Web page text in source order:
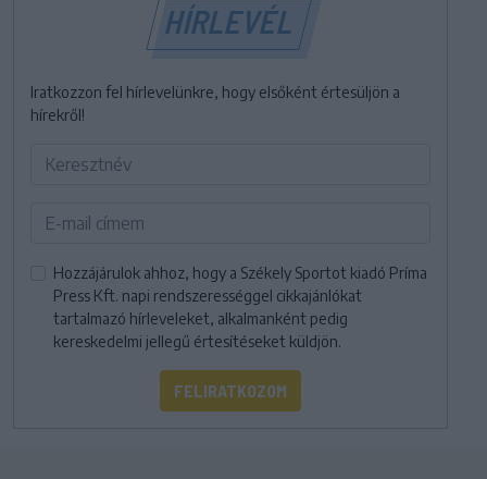
HÍRLEVÉL
Iratkozzon fel hírlevelünkre, hogy elsőként értesüljön a
hírekről!
Hozzájárulok ahhoz, hogy a Székely Sportot kiadó Príma
Press Kft. napi rendszerességgel cikkajánlókat
tartalmazó hírleveleket, alkalmanként pedig
kereskedelmi jellegű értesítéseket küldjön.
FELIRATKOZOM